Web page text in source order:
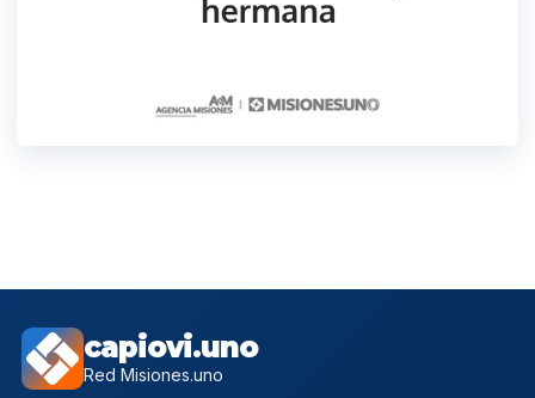
capiovi.uno
Red Misiones.uno